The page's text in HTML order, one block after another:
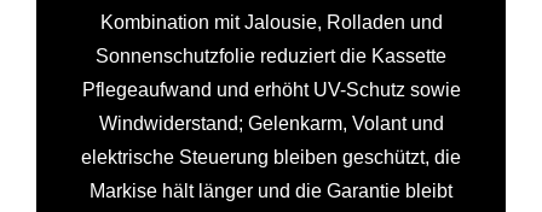
Kombination mit Jalousie, Rolladen und
Sonnenschutzfolie reduziert die Kassette
Pflegeaufwand und erhöht UV-Schutz sowie
Windwiderstand; Gelenkarm, Volant und
elektrische Steuerung bleiben geschützt, die
Markise hält länger und die Garantie bleibt